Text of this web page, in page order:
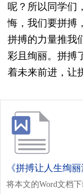
呢？所以同学们
悔，我们要拼搏
拼搏的力量推我
彩且绚丽。拼搏
着未来前进，让
《拼搏让人生绚丽
将本文的Word文档